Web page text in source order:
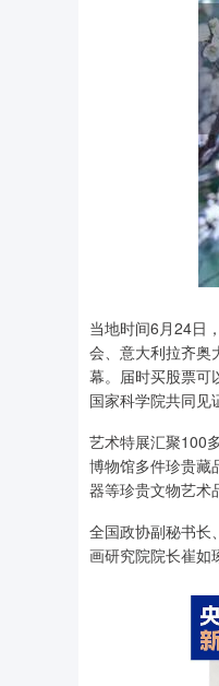
当地时间6月24日
会、意大利拉齐奥
幕。届时买股票可
国家科学院共同见
艺术特展汇聚100
博物馆多件珍贵藏
器等珍贵文物艺术
全国政协副秘书长
画研究院院长崔如